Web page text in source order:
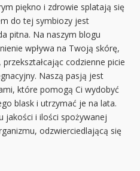
piękno i zdrowie splatają się
do tej symbiozy jest
pitna. Na naszym blogu
wpływa na Twoją skórę,
codzienne picie
Naszą pasją jest
które pomogą Ci wydobyć
blask i utrzymać je na lata.
jakości i ilości spożywanej
odzwierciedlającą się